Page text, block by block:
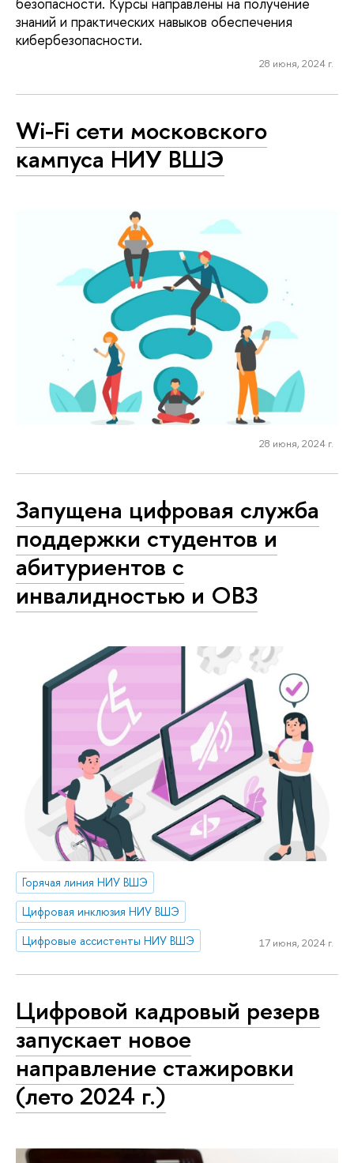
знаний и практических навыков обеспечения
кибербезопасности.
28 июня, 2024 г.
Wi-Fi сети московского
кампуса НИУ ВШЭ
28 июня, 2024 г.
Запущена цифровая служба
поддержки студентов и
абитуриентов с
инвалидностью и ОВЗ
Горячая линия НИУ ВШЭ
Цифровая инклюзия НИУ ВШЭ
Цифровые ассистенты НИУ ВШЭ
17 июня, 2024 г.
Цифровой кадровый резерв
запускает новое
направление стажировки
(лето 2024 г.)